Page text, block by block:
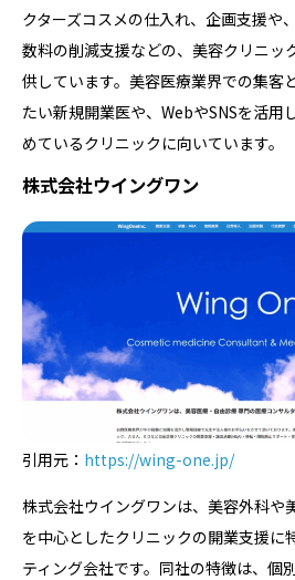
クターズコスメの仕入れ、企画支援や
数料の削減支援などの、美容クリニッ
供しています。美容医療業界での集客
たい新規開業医や、WebやSNSを活用
めているクリニックに向いています。
株式会社ウイングワン
引用元： https://wing-one.jp/
株式会社ウイングワンは、美容外科や
を中心としたクリニックの開業支援に
ティング会社です。同社の特徴は、個